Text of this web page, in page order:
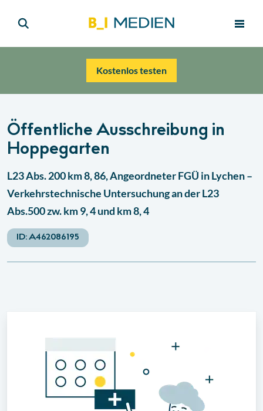
Kostenlos testen
Öffentliche Ausschreibung in
Hoppegarten
L23 Abs. 200 km 8, 86, Angeordneter FGÜ in Lychen –
Verkehrstechnische Untersuchung an der L23
Abs.500 zw. km 9, 4 und km 8, 4
ID:A462086195